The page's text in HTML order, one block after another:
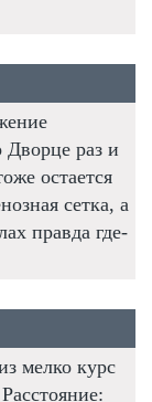
Дворце раз и
остается
сетка, а
правда где-
мелко курс